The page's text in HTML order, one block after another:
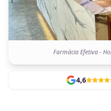
Farmácia Efetiva -
4,6